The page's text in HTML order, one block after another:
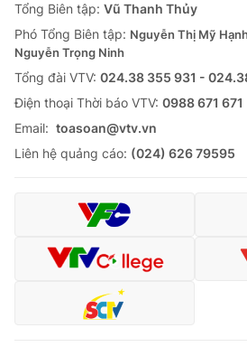
Thế giới đó đây
Câu chuyện quốc tế
Tài chính
Thị trường
Góc doanh nghiệp
Dữ liệu và đời sống
Truyền hình
Phim VTV
Giải trí
Đời sống
Làm đẹp
Chất lượng cuộc sống
Giáo dục
Học trực tuyến
Công nghệ
Tổng Biên tập: Vũ Thanh Thủy
Phó Tổng Biên tập: Nguyễn Thị Mỹ
Nguyễn Trọng Ninh
Tổng đài VTV: 024.38 355 931 -
Ðiện thoại Thời báo VTV: 0988 671 671
Email: toasoan@vtv.vn
Liên hệ quảng cáo: (024) 626 79595